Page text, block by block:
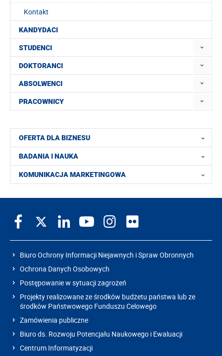
Kontakt
KANDYDACI
STUDENCI
DOKTORANCI
ABSOLWENCI
PRACOWNICY
OFERTA DLA BIZNESU
BADANIA I NAUKA
KOMUNIKACJA MARKETINGOWA
Biuro Ochrony Informacji Niejawnych i Spraw Obronnych
Ochrona Danych Osobowych
Postępowanie w sytuacji zagrożeń
Projekty realizowane ze środków budżetu państwa lub ze
środków Państwowego Funduszu Celowego
Zamówienia publiczne
Biuro ds. Rozwoju Potencjału Naukowego i Ewaluacji
Centrum Informatyzacji